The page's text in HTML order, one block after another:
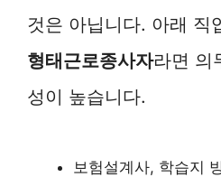
것은 아닙니다. 아래 직
형태근로종사자라면 의
성이 높습니다.
보험설계사, 학습지